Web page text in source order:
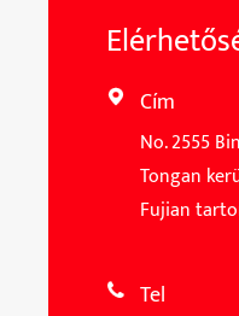
 Cím
No. 2555
Tongan
Fujian
 Tel